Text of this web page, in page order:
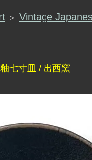
＞ Vintage
七寸皿 / 出西窯